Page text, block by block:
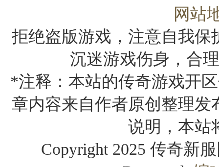
解答
网站
拒绝盗版游戏，注意自我
沉迷游戏伤身，合
*注释：本站的传奇游戏开
章内容来自作者原创整理
说明，本站
Copyright 2025 传奇新